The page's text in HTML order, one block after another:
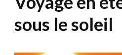
sous le soleil